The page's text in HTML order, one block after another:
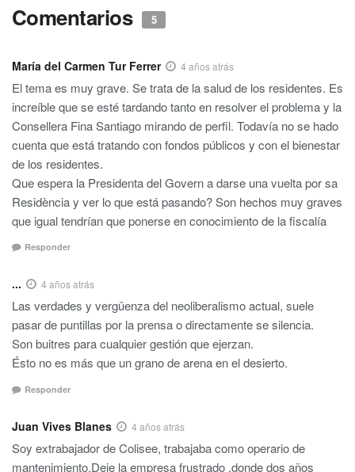
Comentarios 5
María del Carmen Tur Ferrer 4 años atrás
El tema es muy grave. Se trata de la salud de los residentes. Es
increíble que se esté tardando tanto en resolver el problema y la
Consellera Fina Santiago mirando de perfil. Todavía no se hado
cuenta que está tratando con fondos públicos y con el bienestar
de los residentes.
Que espera la Presidenta del Govern a darse una vuelta por sa
Residència y ver lo que está pasando? Son hechos muy graves
que igual tendrían que ponerse en conocimiento de la fiscalía
Responder
... 4 años atrás
Las verdades y vergüenza del neoliberalismo actual, suele
pasar de puntillas por la prensa o directamente se silencia.
Son buitres para cualquier gestión que ejerzan.
Ésto no es más que un grano de arena en el desierto.
Responder
Juan Vives Blanes 4 años atrás
Soy extrabajador de Colisee, trabajaba como operario de
mantenimiento.Deje la empresa frustrado ,donde dos años